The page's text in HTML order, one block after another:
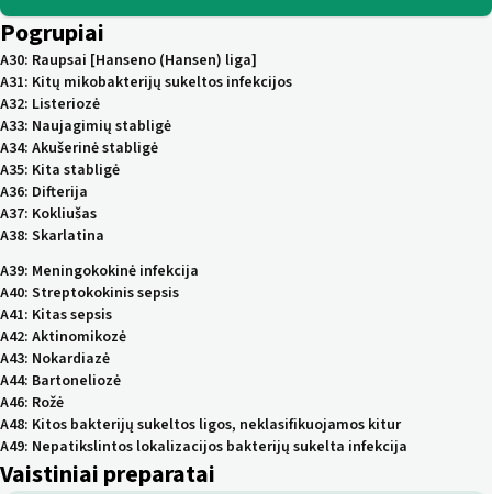
Pogrupiai
A30: Raupsai [Hanseno (Hansen) liga]
A31: Kitų mikobakterijų sukeltos infekcijos
A32: Listeriozė
A33: Naujagimių stabligė
A34: Akušerinė stabligė
A35: Kita stabligė
A36: Difterija
A37: Kokliušas
A38: Skarlatina
A39: Meningokokinė infekcija
A40: Streptokokinis sepsis
A41: Kitas sepsis
A42: Aktinomikozė
A43: Nokardiazė
A44: Bartoneliozė
A46: Rožė
A48: Kitos bakterijų sukeltos ligos, neklasifikuojamos kitur
A49: Nepatikslintos lokalizacijos bakterijų sukelta infekcija
Vaistiniai preparatai